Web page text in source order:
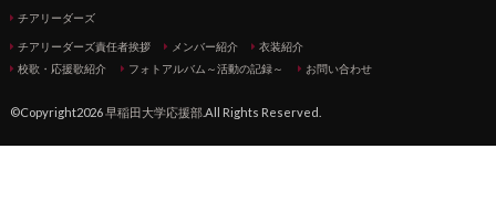
チアリーダーズ
チアリーダーズ責任者挨拶 メンバー紹介
衣装紹介
校歌・応援歌紹介
フォトアルバム～活動の記録～ お問い合わせ
©Copyright2026早稲田大学応援部.All Rights Reserved.